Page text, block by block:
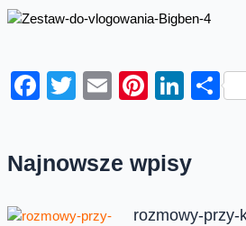
Facebook
Twitter
EmailPinterest
Najnowsze wpisy
rozmowy-przy-